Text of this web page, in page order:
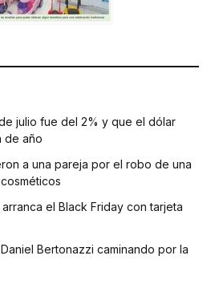
julio fue del 2% y que el dólar
de año
a una pareja por el robo de una
el Black Friday con tarjeta
Bertonazzi caminando por la